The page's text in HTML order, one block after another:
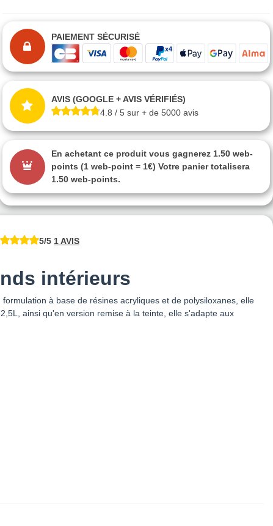
PAIEMENT SÉCURISÉ
AVIS (GOOGLE + AVIS VÉRIFIÉS)
4.8 / 5 sur + de 5000 avis
En achetant ce produit vous gagnerez 1.50 web-
points (1 web-point = 1€) Votre panier totalisera
1.50 web-points.
5/5 1 AVIS
intérieurs
à base de résines acryliques et de polysiloxanes, elle
ainsi qu'en version remise à la teinte, elle s'adapte aux